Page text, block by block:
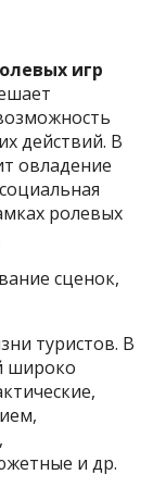
игр
действий. В
овладение
ролевых
сценок,
туристов. В
широко
и др.